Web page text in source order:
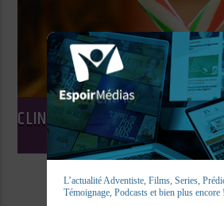
CLINS D’OEIL DE VIE
L’actualité Adventiste, Films, Series,
Témoignage, Podcasts et bien plus encore !